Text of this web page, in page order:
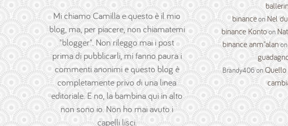
Mi chiamo Camilla e questo è il mio
blog, ma, per piacere, non chiamatemi
"blogger". Non rileggo mai i post
prima di pubblicarli, mi fanno paura i
commenti anonimi e questo blog è
completamente privo di una linea
editoriale. E no, la bambina qui in alto
non sono io. Non ho mai avuto i
capelli lisci.
binanceonNel
binance Kontoon
binance anm"alan
Brandy406onQuello